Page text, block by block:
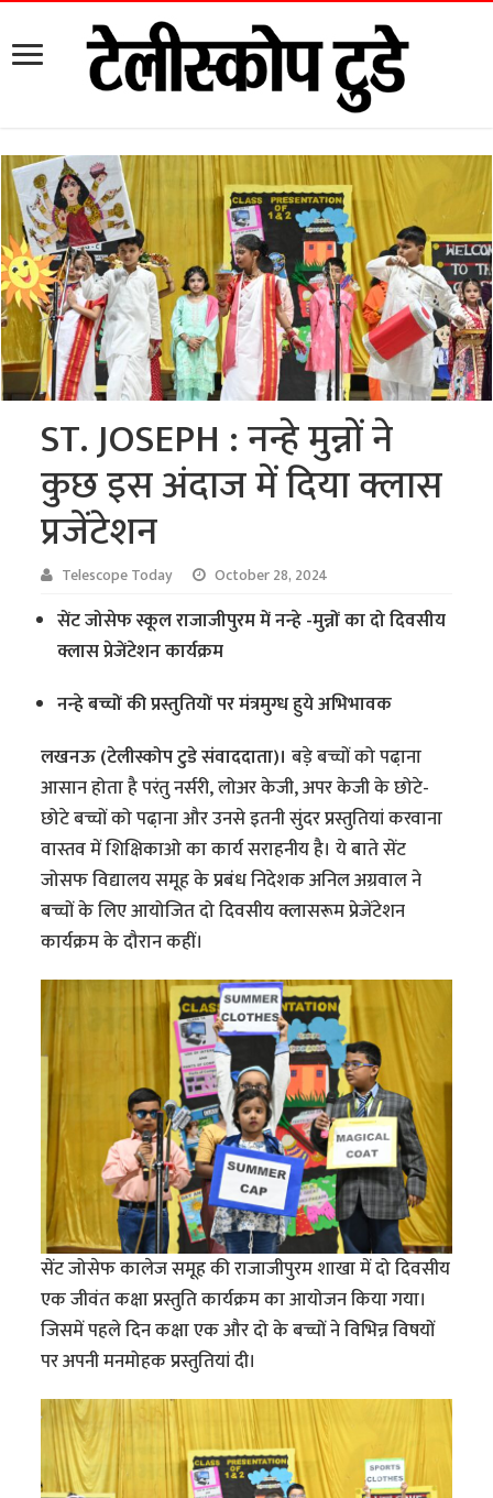
ST. JOSEPH : नन्हे मुन्नों ने
कुछ इस अंदाज में दिया क्लास
प्रजेंटेशन
Telescope Today October 28, 2024
सेंट जोसेफ स्कूल राजाजीपुरम में नन्हे -मुन्नों का दो दिवसीय
क्लास प्रेजेंटेशन कार्यक्रम
नन्हे बच्चों की प्रस्तुतियों पर मंत्रमुग्ध हुये अभिभावक
लखनऊ (टेलीस्कोप टुडे संवाददाता)।बडे़ बच्चों को पढा़ना
आसान होता है परंतु नर्सरी, लोअर केजी, अपर केजी के छोटे-
छोटे बच्चों को पढा़ना और उनसे इतनी सुंदर प्रस्तुतियां करवाना
वास्तव में शिक्षिकाओ का कार्य सराहनीय है। ये बाते सेंट
जोसफ विद्यालय समूह के प्रबंध निदेशक अनिल अग्रवाल ने
बच्चों के लिए आयोजित दो दिवसीय क्लासरूम प्रेजेंटेशन
कार्यक्रम के दौरान कहीं।
सेंट जोसेफ कालेज समूह की राजाजीपुरम शाखा में दो दिवसीय
एक जीवंत कक्षा प्रस्तुति कार्यक्रम का आयोजन किया गया।
जिसमें पहले दिन कक्षा एक और दो के बच्चों ने विभिन्न विषयों
पर अपनी मनमोहक प्रस्तुतियां दी।